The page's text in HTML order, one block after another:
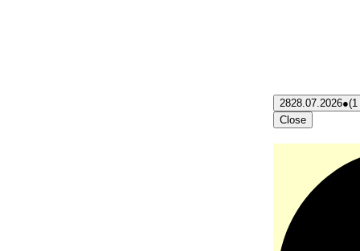
2828.07.2026●(1
Close